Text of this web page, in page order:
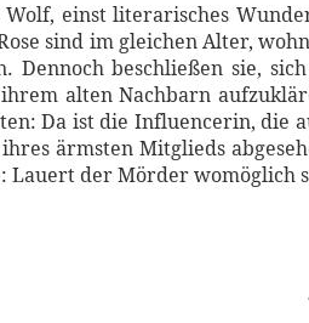
Wolf, einst literarisches
sind im gleichen Alter,
Dennoch beschließen sie,
alten Nachbarn
Da ist die Influencerin, die
ihres ärmsten Mitglieds
Lauert der Mörder womöglich